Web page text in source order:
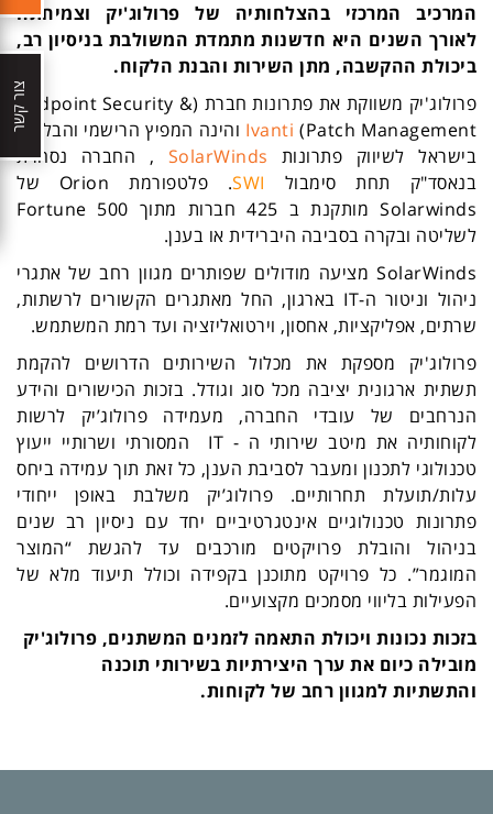
המרכיב המרכזי בהצלחותיה של פרולוג'יק וצמיחתה
לאורך השנים היא חדשנות מתמדת המשולבת בניסיון רב,
ביכולת ההקשבה, מתן השירות והבנת הלקוח.
פרולוג'יק משווקת את פתרונות חברת (Endpoint Security &
Patch Management)
Ivanti והינה המפיץ הרישמי והבלעדי
בישראל לשיווק פתרונות SolarWinds
, החברה נסחרת
בנאסד"ק תחת סימבול SWI
. פלטפורמת Orion של
Solarwinds מותקנת ב 425 חברות מתוך Fortune 500
לשליטה ובקרה בסביבה היברידית או בענן.
SolarWinds מציעה מודולים שפותרים מגוון רחב של אתגרי
ניהול וניטור ה-IT בארגון, החל מאתגרים הקשורים לרשתות,
שרתים, אפליקציות, אחסון, וירטואליזציה ועד רמת המשתמש.
פרולוג'יק מספקת את מכלול השירותים הדרושים להקמת
תשתית ארגונית יציבה מכל סוג וגודל. בזכות הכישורים והידע
הנרחבים של עובדי החברה, מעמידה פרולוג’יק לרשות
לקוחותיה את מיטב שירותי ה - IT המסורתי ושרותיי ייעוץ
טכנולוגי לתכנון ומעבר לסביבת הענן, כל זאת תוך עמידה ביחס
עלות/תועלת תחרותיים. פרולוג’יק משלבת באופן ייחודי
פתרונות טכנולוגיים אינטגרטיביים יחד עם ניסיון רב שנים
בניהול והובלת פרויקטים מורכבים עד להגשת “המוצר
המוגמר”. כל פרויקט מתוכנן בקפידה וכולל תיעוד מלא של
הפעילות בליווי מסמכים מקצועיים.
בזכות נכונות ויכולת התאמה לזמנים המשתנים, פרולוג'יק
מובילה כיום את ערך היצירתיות בשירותי תוכנה
והתשתיות למגוון רחב של לקוחות.
צור קשר